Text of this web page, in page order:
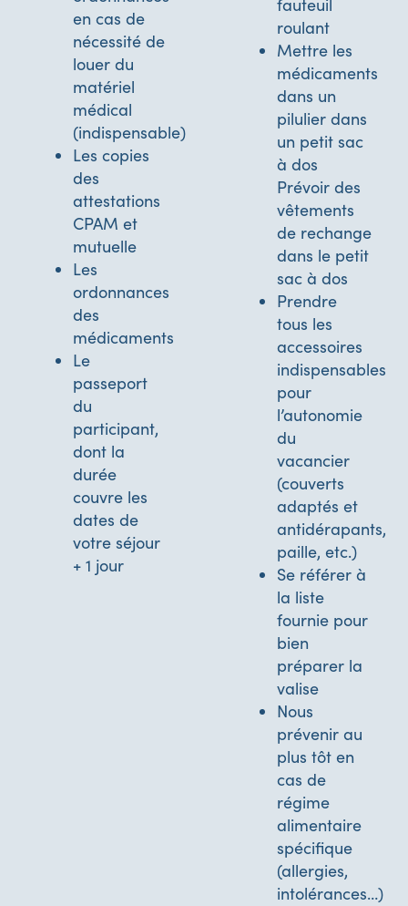
en cas de
nécessité de
louer du
matériel
médical
(indispensable)
Les copies
des
attestations
CPAM et
mutuelle
Les
ordonnances
des
médicaments
Le
passeport
du
participant,
dont la
durée
couvre les
dates de
votre séjour
+ 1 jour
fauteuil
roulant
Mettre les
médicaments
dans un
pilulier dans
un petit sac
à dos
Prévoir des
vêtements
de rechange
dans le petit
sac à dos
Prendre
tous les
accessoires
indispensables
pour
l’autonomie
du
vacancier
(couverts
adaptés et
antidérapants,
paille, etc.)
Se référer à
la liste
fournie pour
bien
préparer la
valise
Nous
prévenir au
plus tôt en
cas de
régime
alimentaire
spécifique
(allergies,
intolérances…)